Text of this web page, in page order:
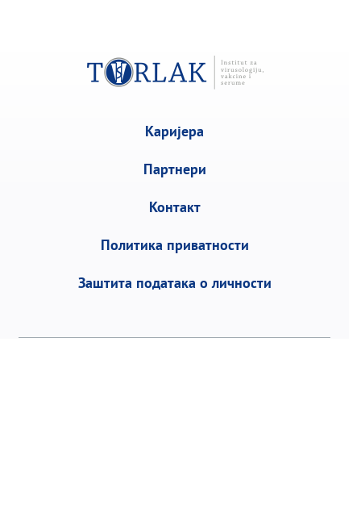
Каријера
Партнери
Контакт
Политика приватности
Заштита података о личности